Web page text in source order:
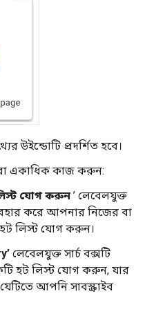
উইন্ডোটি প্রদর্শিত হবে।
একাধিক কাজ করুন:
যোগ করুন ’ লেবেলযুক্ত
করে আপনার নিজের বা
হট লিস্ট যোগ করুন।
লেবেলযুক্ত সার্চ বক্সটি
হট লিস্ট যোগ করুন, যার
আপনি সাবস্ক্রাইব